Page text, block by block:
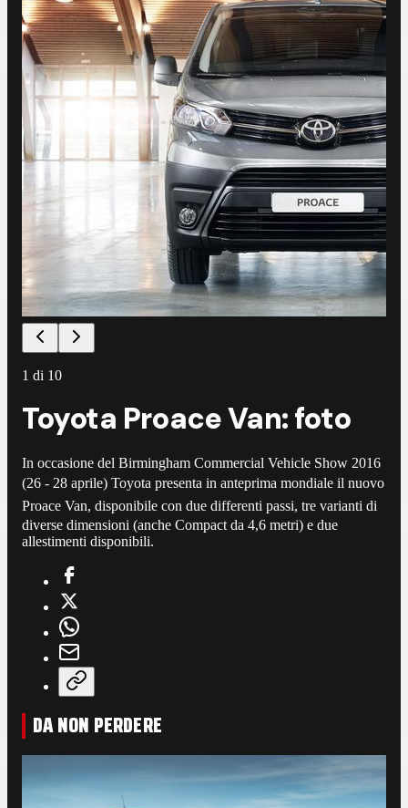
1 di 10
Toyota Proace Van: foto
In occasione del Birmingham Commercial Vehicle Show 2016
(26 - 28 aprile) Toyota presenta in anteprima mondiale il nuovo
Proace Van, disponibile con due differenti passi, tre varianti di
diverse dimensioni (anche Compact da 4,6 metri) e due
allestimenti disponibili.
DA NON PERDERE